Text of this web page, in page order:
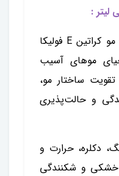
بالم نرم کننده و ترمیم کننده مو کراتین E فولیکا
موهای آسیب
ساختار مو،
و حالت‌پذیری
دکلره، حرارت و
و شکنندگی